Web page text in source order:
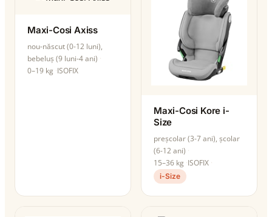
Maxi-Cosi Axiss
nou-născut (0-12 luni),
bebeluș (9 luni-4 ani)
0–19 kg ISOFIX
Maxi-Cosi Kore i-
Size
preșcolar (3-7 ani), școlar
(6-12 ani)
15–36 kg ISOFIX
i-Size